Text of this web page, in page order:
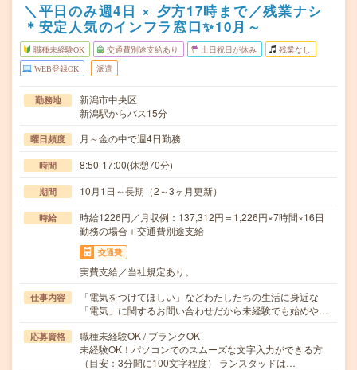
＼平日のみ週4日 × 夕方17時まで／残業ナシ
＊安定人気のインフラ窓口✨10月～
職種未経験OK 交通費別途支給あり 土日祝日が休み 残業なし
WEB登録OK 派遣
勤務地
新潟市中央区
新潟駅からバス15分
曜日頻度 月～金の中で週4日勤務
時間 8:50-17:00(休憩70分)
期間 10月1日～長期（2～3ヶ月更新）
時給
時給1226円／月収例：137,312円＝1,226円×7時間×16日
勤務の場合＋交通費別途支給
交通費
実費支給／当社規定あり。
仕事内容
「電気をつけてほしい」などわたしたちの生活に身近な
「電気」に関するお問い合わせだから未経験でも始めや…
応募資格
職種未経験OK / ブランクOK
未経験OK！パソコンでのスムーズな文字入力ができる方
（目安：3分間に100文字程度） ランスタッドは…